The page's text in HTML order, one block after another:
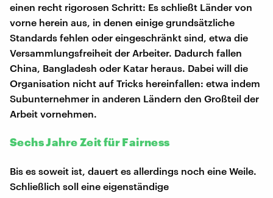
einen recht rigorosen Schritt: Es schließt Länder von
vorne herein aus, in denen einige grundsätzliche
Standards fehlen oder eingeschränkt sind, etwa die
Versammlungsfreiheit der Arbeiter. Dadurch fallen
China, Bangladesh oder Katar heraus. Dabei will die
Organisation nicht auf Tricks hereinfallen: etwa indem
Subunternehmer in anderen Ländern den Großteil der
Arbeit vornehmen.
Sechs Jahre Zeit für Fairness
Bis es soweit ist, dauert es allerdings noch eine Weile.
Schließlich soll eine eigenständige